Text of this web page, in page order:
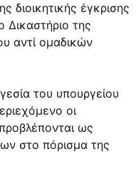
έγκρισης
της
αντί ομαδικών
του υπουργείου
οι
ως
στο πόρισμα της